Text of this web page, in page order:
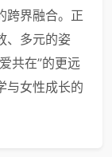
跨界融合。正
、多元的姿
共在”的更远
与女性成长的